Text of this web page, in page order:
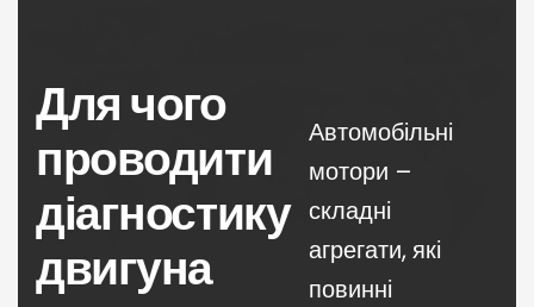
Для чого
проводити
діагностику
двигуна
Автомобільні
мотори –
складні
агрегати, які
повинні